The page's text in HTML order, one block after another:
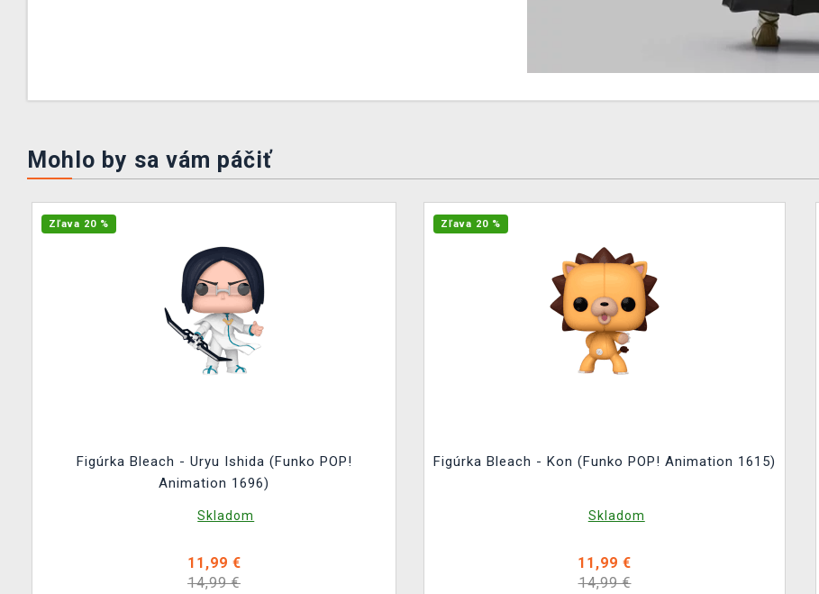
Mohlo by sa vám páčiť
Zľava 20 %
Figúrka Bleach - Uryu Ishida (Funko POP!
Animation 1696)
Skladom
11,99 €
14,99 €
Zľava 20 %
Figúrka Bleach - Kon (Funko POP! Animation 1615)
Skladom
11,99 €
14,99 €